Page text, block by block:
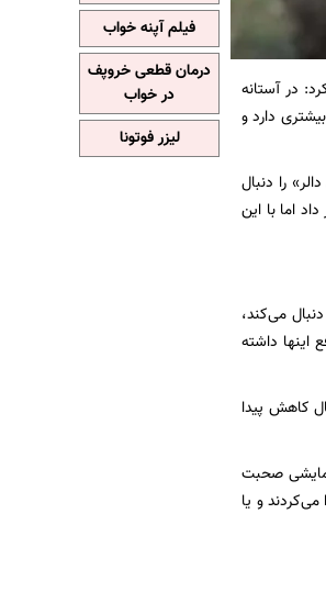
در آستانه
دارد و
را دنبال
اما با این
می‌کند،
اینها داشته
کاهش پیدا
صحبت
می‌کردند و یا
فیلم آپنه خواب
درمان قطعی خروپف
در خواب
لیزر فوتونا